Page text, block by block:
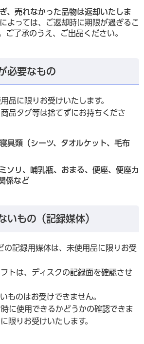
、売れなかった品物は返却いたしま
よっては、ご返却時に期限が過ぎるこ
ご了承のうえ、ご出品ください。
必要なもの
品に限りお受けいたします。
品タグ等は捨てずにお持ちくださ
具類（シーツ、タオルケット、毛布
ソリ、哺乳瓶、おまる、便座、便座カ
係など
いもの（記録媒体）
記録用媒体は、未使用品に限りお受
トは、ディスクの記録面を確認させ
ものはお受けできません。
に使用できるかどうかの確認できま
限りお受けいたします。